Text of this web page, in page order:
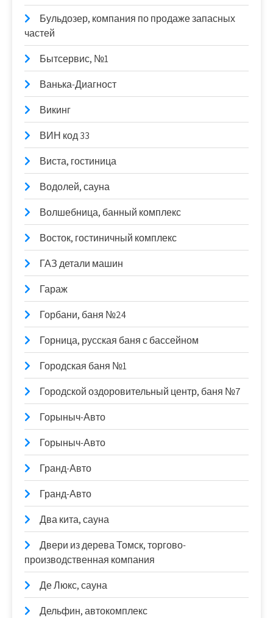
Бульдозер, компания по продаже запасных
частей
Бытсервис, №1
Ванька-Диагност
Викинг
ВИН код 33
Виста, гостиница
Водолей, сауна
Волшебница, банный комплекс
Восток, гостиничный комплекс
ГАЗ детали машин
Гараж
Горбани, баня №24
Горница, русская баня с бассейном
Городская баня №1
Городской оздоровительный центр, баня №7
Горыныч-Авто
Горыныч-Авто
Гранд-Авто
Гранд-Авто
Два кита, сауна
Двери из дерева Томск, торгово-
производственная компания
Де Люкс, сауна
Дельфин, автокомплекс